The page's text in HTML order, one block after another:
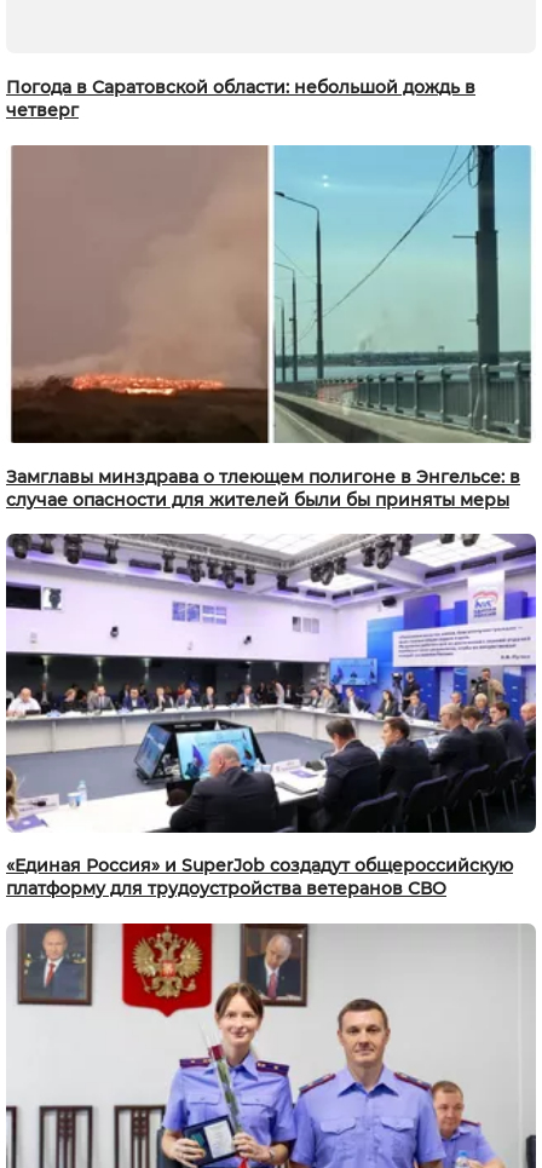
Погода в Саратовской области: небольшой дождь в
четверг
Замглавы минздрава о тлеющем полигоне в Энгельсе: в
случае опасности для жителей были бы приняты меры
«Единая Россия» и SuperJob создадут общероссийскую
платформу для трудоустройства ветеранов СВО